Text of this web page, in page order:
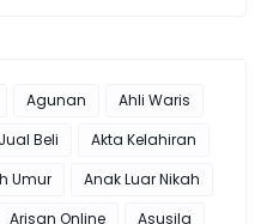
Agunan
Ahli Waris
Beli
Akta Kelahiran
Umur
Anak Luar Nikah
Arisan Online
Asusila